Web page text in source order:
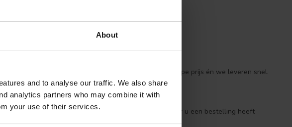
About
and to analyse our traffic. We also share
analytics partners who may combine it with
your use of their services.
Degros vindt u professionele producten voor een scherpe prijs én we leveren snel.
en betrouwbaar.
is op werkdagen dezelfde dag verzonden* *Wanneer u een bestelling heeft
de order pas wanneer deze compleet is.